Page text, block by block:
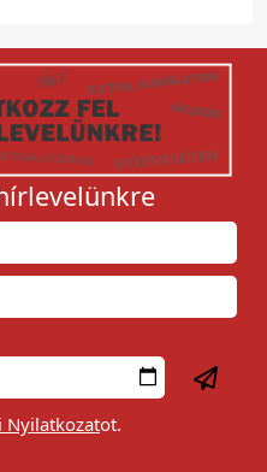
Nyilatkozatot.